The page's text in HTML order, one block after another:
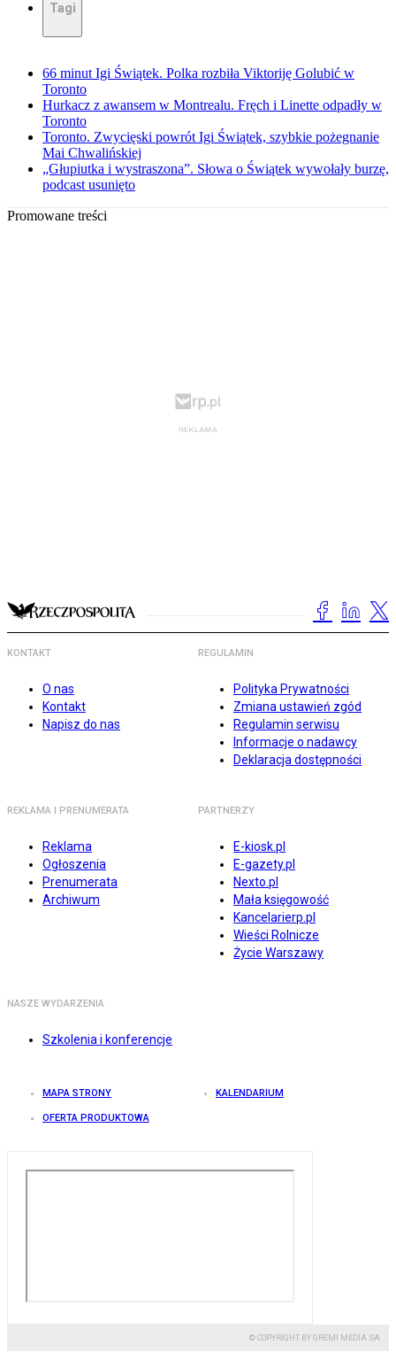
Tagi
66 minut Igi Świątek. Polka rozbiła Viktoriję Golubić w
Toronto
Hurkacz z awansem w Montrealu. Fręch i Linette odpadły w
Toronto
Toronto. Zwycięski powrót Igi Świątek, szybkie pożegnanie
Mai Chwalińskiej
„Głupiutka i wystraszona”. Słowa o Świątek wywołały burzę,
podcast usunięto
Promowane treści
KONTAKT
O nas
Kontakt
Napisz do nas
REGULAMIN
Polityka Prywatności
Zmiana ustawień zgód
Regulamin serwisu
Informacje o nadawcy
Deklaracja dostępności
REKLAMA I PRENUMERATA
Reklama
Ogłoszenia
Prenumerata
Archiwum
PARTNERZY
E-kiosk.pl
E-gazety.pl
Nexto.pl
Mała księgowość
Kancelarierp.pl
Wieści Rolnicze
Życie Warszawy
NASZE WYDARZENIA
Szkolenia i konferencje
MAPA STRONY KALENDARIUM
OFERTA PRODUKTOWA
© COPYRIGHT BY GREMI MEDIA SA